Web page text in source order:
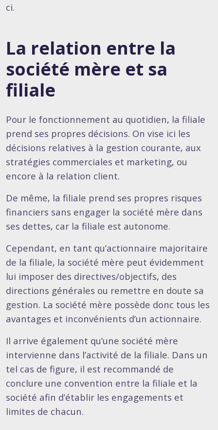
ci.
La relation entre la
société mère et sa
filiale
Pour le fonctionnement au quotidien, la filiale
prend ses propres décisions. On vise ici les
décisions relatives à la gestion courante, aux
stratégies commerciales et marketing, ou
encore à la relation client.
De même, la filiale prend ses propres risques
financiers sans engager la société mère dans
ses dettes, car la filiale est autonome.
Cependant, en tant qu’actionnaire majoritaire
de la filiale, la société mère peut évidemment
lui imposer des directives/objectifs, des
directions générales ou remettre en doute sa
gestion. La société mère possède donc tous les
avantages et inconvénients d’un actionnaire.
Il arrive également qu’une société mère
intervienne dans l’activité de la filiale. Dans un
tel cas de figure, il est recommandé de
conclure une convention entre la filiale et la
société afin d’établir les engagements et
limites de chacun.